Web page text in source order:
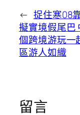
← 捉住寒08
擬實境假尾巴
個跨境游玩一
區游人如織
留言